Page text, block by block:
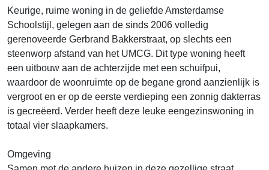
Keurige, ruime woning in de geliefde Amsterdamse
Schoolstijl, gelegen aan de sinds 2006 volledig
gerenoveerde Gerbrand Bakkerstraat, op slechts een
steenworp afstand van het UMCG. Dit type woning heeft
een uitbouw aan de achterzijde met een schuifpui,
waardoor de woonruimte op de begane grond aanzienlijk is
vergroot en er op de eerste verdieping een zonnig dakterras
is gecreëerd. Verder heeft deze leuke eengezinswoning in
totaal vier slaapkamers.
Omgeving